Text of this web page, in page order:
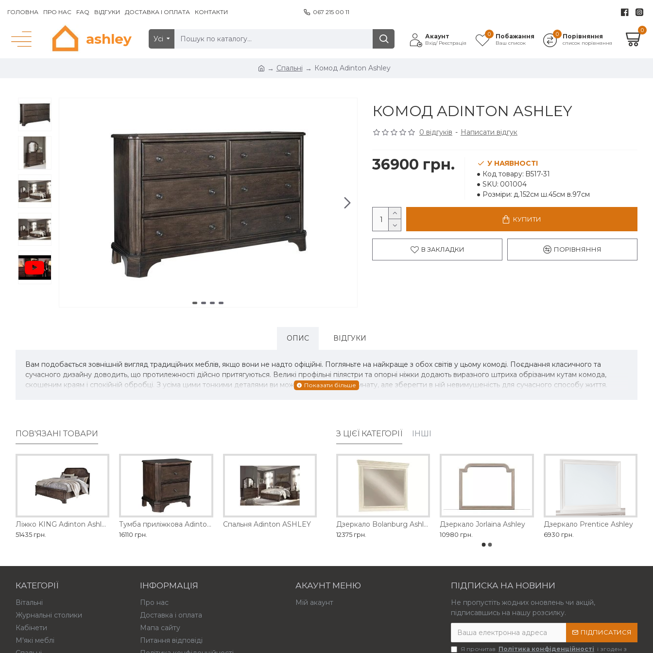
ГОЛОВНА ПРО НАС FAQ ВІДГУКИ ДОСТАВКА І ОПЛАТА КОНТАКТИ 067 215 00 11
ashley Усі Акаунт
Вхід/ Реєстрація
Побажання
Ваш список
0 Порівняння
список порівняння
0
0
Спальні Комод Adinton Ashley
КОМОД ADINTON ASHLEY
0 відгуків - Написати відгук
36900 грн.
У НАЯВНОСТІ
Код товару: B517-31
SKU: 001004
Розміри: д.152см ш.45см в.97см
КУПИТИ
В ЗАКЛАДКИ ПОРІВНЯННЯ
ОПИС ВІДГУКИ
Вам подобається зовнішній вигляд традиційних меблів, якщо вони не надто офіційні. Погляньте на найкраще з обох світів у цьому комоді. Поєднання класичного та
сучасного дизайну доводить, що протилежності дійсно притягуються. Великі профільні пілястри та опорні ніжки додають виразного штриха обрізаним кутам комода,
скошеним краям і спокійній обробці. З усіма цими тонкими деталями ви можете прикрасити кімнату, але зберегти в ній невимушеність для сучасного способу життя.
ПОВ'ЯЗАНІ ТОВАРИ
Ліжко KING Adinton Ashley
51435 грн.
Тумба приліжкова Adinton Ashley
16110 грн.
Спальня Adinton ASHLEY
З ЦІЄЇ КАТЕГОРІЇ ІНШІ
Банкетка Realyn Ashley
22725 грн. 10800 грн.
Дзеркало Bolanburg Ashley
12375 грн.
Дзеркало Jorlaina Ashley
10980 грн.
Дзеркало Prentice Ashley
6930 грн.
КАТЕГОРІЇ
Вітальні
Журнальні столики
Кабінети
М'які меблі
ІНФОРМАЦІЯ
Про нас
Доставка і оплата
Мапа сайту
Питання відповіді
АКАУНТ МЕНЮ
Мій акаунт
ПІДПИСКА НА НОВИНИ
Не пропустіть жодних оновлень чи акцій,
підписавшись на нашу розсилку.
ПІДПИСАТИСЯ
Я прочитав Політика конфіденційності і згоден з